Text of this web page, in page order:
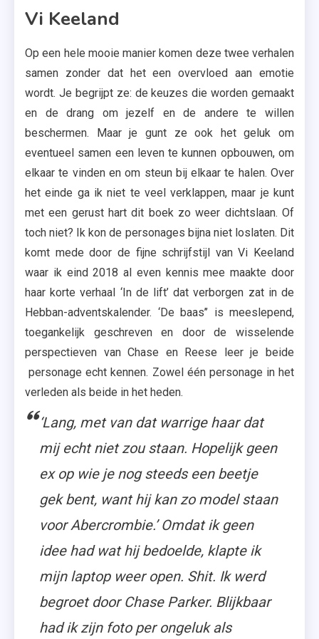
Vi Keeland
Op een hele mooie manier komen deze twee verhalen
samen zonder dat het een overvloed aan emotie
wordt. Je begrijpt ze: de keuzes die worden gemaakt
en de drang om jezelf en de andere te willen
beschermen. Maar je gunt ze ook het geluk om
eventueel samen een leven te kunnen opbouwen, om
elkaar te vinden en om steun bij elkaar te halen. Over
het einde ga ik niet te veel verklappen, maar je kunt
met een gerust hart dit boek zo weer dichtslaan. Of
toch niet? Ik kon de personages bijna niet loslaten. Dit
komt mede door de fijne schrijfstijl van Vi Keeland
waar ik eind 2018 al even kennis mee maakte door
haar korte verhaal ‘In de lift’ dat verborgen zat in de
Hebban-adventskalender. ‘De baas’’ is meeslepend,
toegankelijk geschreven en door de wisselende
perspectieven van Chase en Reese leer je beide
personage echt kennen. Zowel één personage in het
verleden als beide in het heden.
‘Lang, met van dat warrige haar dat
mij echt niet zou staan. Hopelijk geen
ex op wie je nog steeds een beetje
gek bent, want hij kan zo model staan
voor Abercrombie.’ Omdat ik geen
idee had wat hij bedoelde, klapte ik
mijn laptop weer open. Shit. Ik werd
begroet door Chase Parker. Blijkbaar
had ik zijn foto per ongeluk als